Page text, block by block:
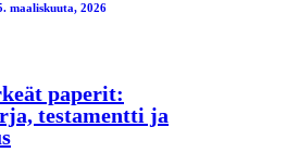
maaliskuuta, 2026
paperit:
testamentti ja